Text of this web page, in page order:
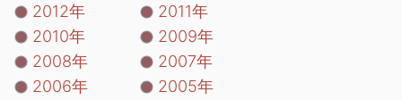
2012年
2011年
2010年
2009年
2008年
2007年
2006年
2005年